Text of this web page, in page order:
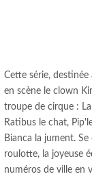
Cette série,
en scène le clown
troupe de cirque :
Ratibus le chat,
Bianca la jument.
roulotte, la joyeuse
numéros de ville en